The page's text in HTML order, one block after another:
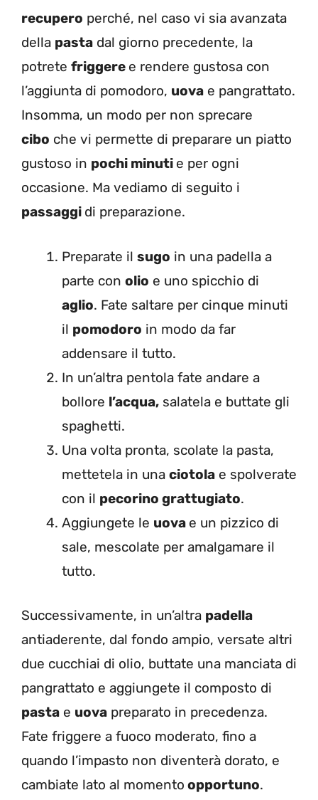
recupero perché, nel caso vi sia avanzata
della pasta dal giorno precedente, la
potrete friggere e rendere gustosa con
l’aggiunta di pomodoro, uova e pangrattato.
Insomma, un modo per non sprecare
cibo che vi permette di preparare un piatto
gustoso in pochi minuti e per ogni
occasione. Ma vediamo di seguito i
passaggi di preparazione.
Preparate il sugo in una padella a
parte con olio e uno spicchio di
aglio. Fate saltare per cinque minuti
il pomodoro in modo da far
addensare il tutto.
In un’altra pentola fate andare a
bollore l’acqua, salatela e buttate gli
spaghetti.
Una volta pronta, scolate la pasta,
mettetela in una ciotola e spolverate
con il pecorino grattugiato.
Aggiungete le uova e un pizzico di
sale, mescolate per amalgamare il
tutto.
Successivamente, in un’altra padella
antiaderente, dal fondo ampio, versate altri
due cucchiai di olio, buttate una manciata di
pangrattato e aggiungete il composto di
pasta e uova preparato in precedenza.
Fate friggere a fuoco moderato, fino a
quando l’impasto non diventerà dorato, e
cambiate lato al momento opportuno.